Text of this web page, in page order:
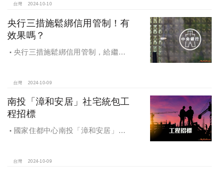
台灣 2024-10-10
央行三措施鬆綁信用管制！有
效果嗎？
央行三措施鬆綁信用管制，給繼
台灣 2024-10-09
南投「漳和安居」社宅統包工
程招標
國家住都中心南投「漳和安居」社
台灣 2024-10-09